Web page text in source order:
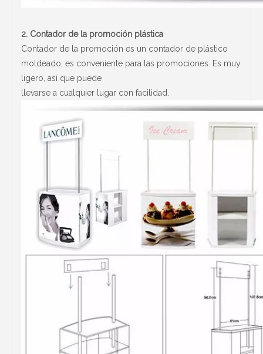
2. Contador de la promoción plástica
Contador de la promoción es un contador de plástico
moldeado, es conveniente para las promociones. Es muy
ligero, así que puede
llevarse a cualquier lugar con facilidad.